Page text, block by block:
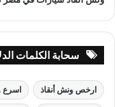
سحابة الكلمات
ارخص ونش أنقاذ اسرع